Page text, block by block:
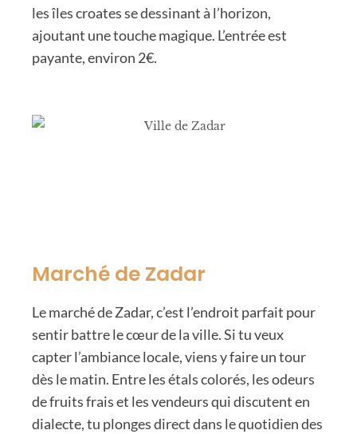
les îles croates se dessinant à l’horizon,
ajoutant une touche magique. L’entrée est
payante, environ 2€.
Marché de Zadar
Le marché de Zadar, c’est l’endroit parfait pour
sentir battre le cœur de la ville. Si tu veux
capter l’ambiance locale, viens y faire un tour
dès le matin. Entre les étals colorés, les odeurs
de fruits frais et les vendeurs qui discutent en
dialecte, tu plonges direct dans le quotidien des